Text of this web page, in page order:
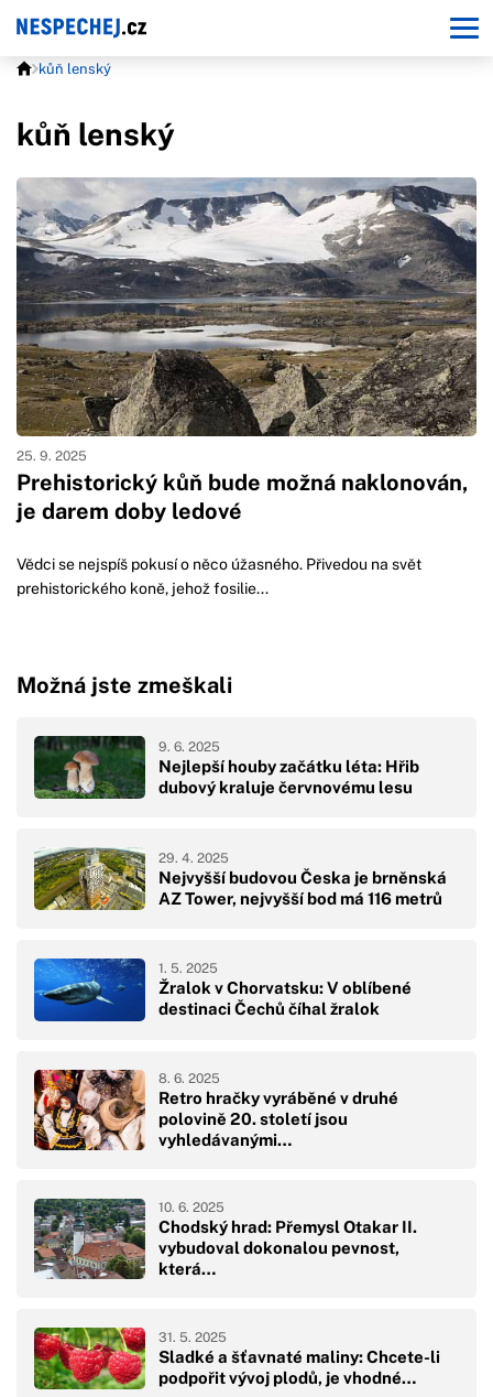
kůň lenský
kůň lenský
Prehistorický kůň bude možná naklonován,
je darem doby ledové
25. 9. 2025
Vědci se nejspíš pokusí o něco úžasného. Přivedou na svět
prehistorického koně, jehož fosilie...
Možná jste zmeškali
Nejlepší houby začátku léta: Hřib
dubový kraluje červnovému lesu
9. 6. 2025
Nejvyšší budovou Česka je brněnská
AZ Tower, nejvyšší bod má 116 metrů
29. 4. 2025
Žralok v Chorvatsku: V oblíbené
destinaci Čechů číhal žralok
1. 5. 2025
Retro hračky vyráběné v druhé
polovině 20. století jsou
vyhledávanými…
8. 6. 2025
Chodský hrad: Přemysl Otakar II.
vybudoval dokonalou pevnost,
která…
10. 6. 2025
Sladké a šťavnaté maliny: Chcete-li
podpořit vývoj plodů, je vhodné…
31. 5. 2025